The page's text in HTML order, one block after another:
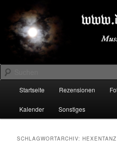
primären
Inhalt
springen
sekundären
Inhalt
springenDARK-
Suchen
Startseite Rezensionen
Kalender Sonstiges
SCHLAGWORTARCHIV: